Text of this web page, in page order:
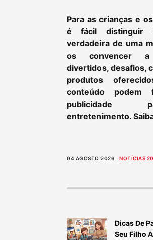
Para as crianças e
é fácil distinguir
verdadeira de uma
os convencer a
divertidos, desafios,
produtos
conteúdo
publicidade
entretenimento.
04 AGOSTO 2026 NOTÍCIAS
Dicas De
Seu Filho